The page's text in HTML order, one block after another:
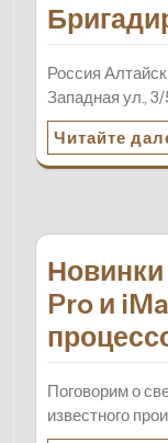
Россия
Западная ул.,
Читайте
Pro и
Поговорим о
известного